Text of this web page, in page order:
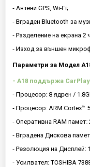
- Антени GPS, Wi-Fi;
- Вграден Bluetooth за
- Разделение на екрана 2
- Изход за външен
Параметри за Модел
- A18 поддържа
- Процесор: 8 ядрен /
- Процесор: ARM Cortex™
- Оперативна RAM памет:
- Вградена Дискова
- Резолюция на Дисплей:
- Усилвател: TOSHIBA